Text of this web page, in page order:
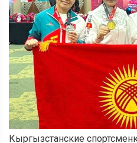
Кыргызстанские